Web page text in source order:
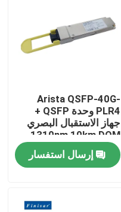
Arista QSFP-40G-
PLR4 وحدة QSFP +
جهاز الاستقبال البصري
1310nm 10km DOM
MTP/MPO-12 SMF
إرسال استفسار